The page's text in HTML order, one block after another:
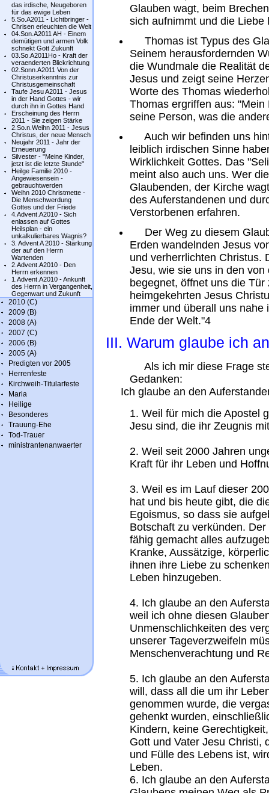
das irdische, Neugeboren
für das ewige Leben
5.So.A2011 - Lichtbringer -
Chrisen erleuchten die Welt
04.Son.A2011 AH - Einem
demütigen und armen Volk
schnekt Gott Zukunft
03.So.A2011Ho - Kraft der
veraenderten Blickrichtung
02.Sonn.A2011 Von der
Christuserkenntnis zur
Christusgemeinschaft
Taufe Jesu A2011 - Jesus
in der Hand Gottes - wir
durch ihn in Gottes Hand
Erscheinung des Herrn
2011 - Sie zeigen Stärke
2.So.n.Weihn 2011 - Jesus
Christus, der neue Mensch
Neujahr 2011 - Jahr der
Erneuerung
Silvester - "Meine Kinder,
jetzt ist die letzte Stunde"
Heilge Familie 2010 -
Angewiesensein -
gebrauchtwerden
Weihn 2010 Christmette -
Die Menschwerdung
Gottes und der Friede
4.Advent.A2010 - Sich
enlassen auf Gottes
Heilsplan - ein
unkalkulierbares Wagnis?
3. Advent A 2010 - Stärkung
der auf den Herrn
Wartenden
2.Advent.A2010 - Den
Herrn erkennen
1.Advent.A2010 - Ankunft
des Herrn in Vergangenheit,
Gegenwart und Zukunft
2010 (C)
2009 (B)
2008 (A)
2007 (C)
2006 (B)
2005 (A)
Predigten vor 2005
Herrenfeste
Kirchweih-Titularfeste
Maria
Heilige
Besonderes
Trauung-Ehe
Tod-Trauer
ministrantenanwaerter
Glauben wagt, beim
sich aufnimmt und die Liebe
Thomas ist Typus des
Seinem herausfordernden
die Wundmale die Realität
Jesus und zeigt seine
Worte des Thomas
Thomas ergriffen aus:
seine Person, was die
Auch wir befinden uns
leiblich irdischen Sinne
Wirklichkeit Gottes. Das
meint also auch uns. Wer
Glaubenden, der Kirche
des Auferstandenen und
Verstorbenen erfahren.
Der Weg zu diesem
Erden wandelnden Jesus
und verherrlichten Christus.
Jesu, wie sie uns in den
begegnet, öffnet uns die
heimgekehrten Jesus
immer und überall uns nahe
Ende der Welt."4
III. Warum glaube ich
Als ich mir diese Frage
Gedanken:
Ich glaube an den
1. Weil für mich die Apostel
Jesu sind, die ihr Zeugnis
2. Weil seit 2000 Jahren
Kraft für ihr Leben und
3. Weil es im Lauf dieser
hat und bis heute gibt, die
Egoismus, so dass sie
Botschaft zu verkünden.
fähig gemacht alles
Kranke, Aussätzige,
ihnen ihre Liebe zu
Leben hinzugeben.
4. Ich glaube an den
weil ich ohne diesen
Unmenschlichkeiten des
unserer Tageverzweifeln
Menschenverachtung und
5. Ich glaube an den
will, dass all die um ihr
genommen wurde, die
gehenkt wurden,
Kindern, keine
Gott und Vater Jesu Christi,
und Fülle des Lebens ist,
Leben.
6. Ich glaube an den